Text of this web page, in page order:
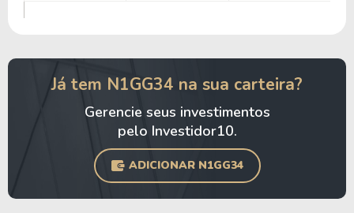
Já tem N1GG34 na sua carteira?
Gerencie seus investimentos
pelo Investidor10.
ADICIONAR N1GG34